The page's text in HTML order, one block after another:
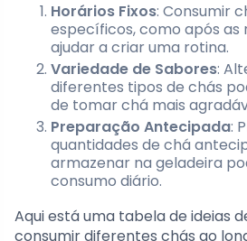
Horários Fixos: Consumir
específicos, como após as
ajudar a criar uma rotina.
Variedade de Sabores:
diferentes tipos de chás
de tomar chá mais
Preparação Antecipada:
quantidades de chá
armazenar na geladeira
consumo diário.
Aqui está uma tabela de ideias
consumir diferentes chás ao